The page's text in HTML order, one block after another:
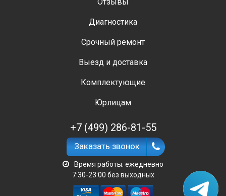
Диагностика
Срочный ремонт
Выезд и доставка
Комплектующие
Юрлицам
+7 (499) 286-81-55
Заказать звонок
Время работы: ежедневно
7:30-23:00 без выходных